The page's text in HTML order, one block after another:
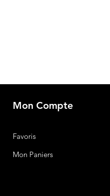
Mon Compte
Favoris
Mon Paniers